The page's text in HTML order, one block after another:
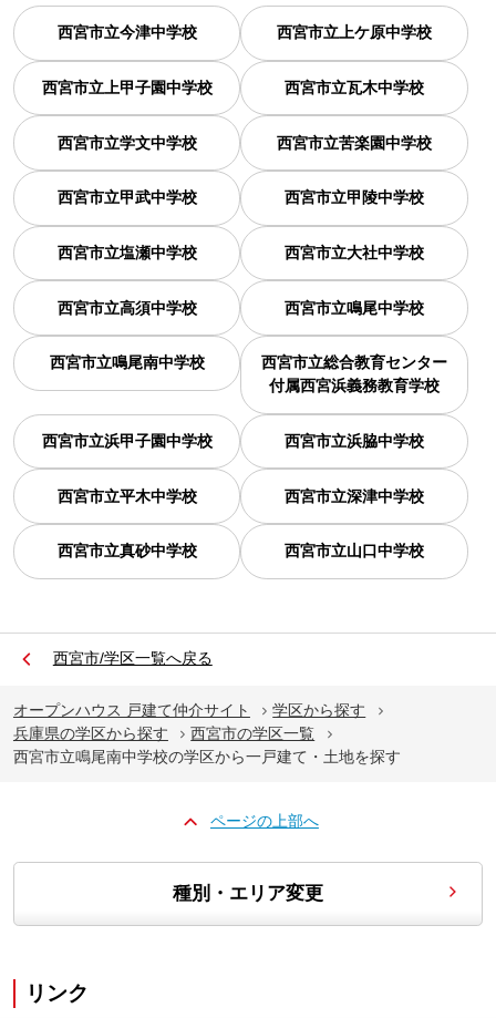
西宮市立今津中学校 西宮市立上ケ原中学校
西宮市立上甲子園中学校 西宮市立瓦木中学校
西宮市立学文中学校 西宮市立苦楽園中学校
西宮市立甲武中学校 西宮市立甲陵中学校
西宮市立塩瀬中学校 西宮市立大社中学校
西宮市立高須中学校 西宮市立鳴尾中学校
西宮市立鳴尾南中学校
西宮市立総合教育センター
付属西宮浜義務教育学校
西宮市立浜甲子園中学校 西宮市立浜脇中学校
西宮市立平木中学校 西宮市立深津中学校
西宮市立真砂中学校 西宮市立山口中学校
西宮市/学区一覧へ戻る
オープンハウス 戸建て仲介サイト
学区から探す
兵庫県の学区から探す
西宮市の学区一覧
西宮市立鳴尾南中学校の学区から一戸建て・土地を探す
ページの上部へ
種別・エリア変更
リンク